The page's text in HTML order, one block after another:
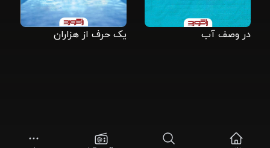
در وصف آب یک حرف از هزاران